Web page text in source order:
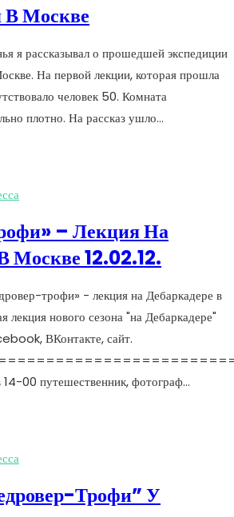
В Москве
я рассказывал о прошедшей экспедиции
На первой лекции, которая прошла
человек 50. Комната
плотно. На рассказ ушло…
– Лекция На
Москве 12.02.12.
трофи» - лекция на Дебаркадере в
лекция нового сезона "на Дебаркадере"
ВКонтакте, сайт.
00 путешественник, фотограф…
Трофи” У